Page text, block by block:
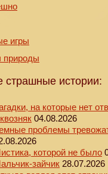
игры
природы
страшные истории:
на которые нет
04.08.2026
проблемы
которой не было
зайчик 28.07.2026